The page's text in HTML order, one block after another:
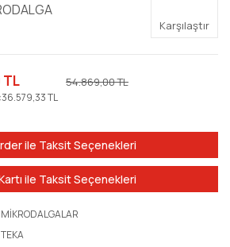
Karşılaştır
36.579,33 TL
54.869,00 TL
ile Taksit Seçenekleri
ile Taksit Seçenekleri
MİKRODALGALAR
TEKA